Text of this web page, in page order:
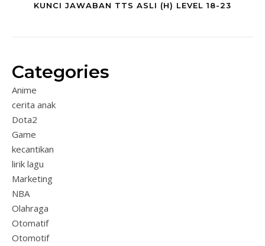
KUNCI JAWABAN TTS ASLI (H) LEVEL 18-23
Categories
Anime
cerita anak
Dota2
Game
kecantikan
lirik lagu
Marketing
NBA
Olahraga
Otomatif
Otomotif